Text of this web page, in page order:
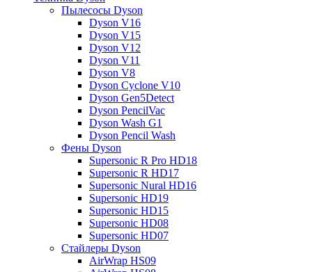
Пылесосы Dyson
Dyson V16
Dyson V15
Dyson V12
Dyson V11
Dyson V8
Dyson Cyclone V10
Dyson Gen5Detect
Dyson PencilVac
Dyson Wash G1
Dyson Pencil Wash
Фены Dyson
Supersonic R Pro HD18
Supersonic R HD17
Supersonic Nural HD16
Supersonic HD19
Supersonic HD15
Supersonic HD08
Supersonic HD07
Стайлеры Dyson
AirWrap HS09